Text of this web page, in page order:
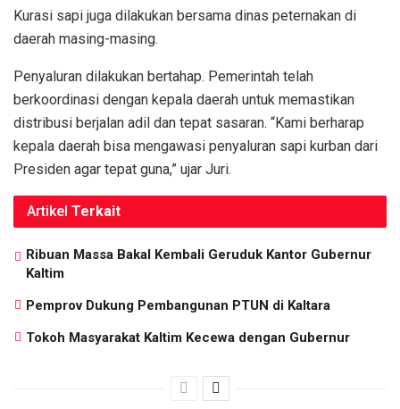
Kurasi sapi juga dilakukan bersama dinas peternakan di
daerah masing-masing.
Penyaluran dilakukan bertahap. Pemerintah telah
berkoordinasi dengan kepala daerah untuk memastikan
distribusi berjalan adil dan tepat sasaran. “Kami berharap
kepala daerah bisa mengawasi penyaluran sapi kurban dari
Presiden agar tepat guna,” ujar Juri.
Artikel Terkait
Ribuan Massa Bakal Kembali Geruduk Kantor Gubernur
Kaltim
Pemprov Dukung Pembangunan PTUN di Kaltara
Tokoh Masyarakat Kaltim Kecewa dengan Gubernur